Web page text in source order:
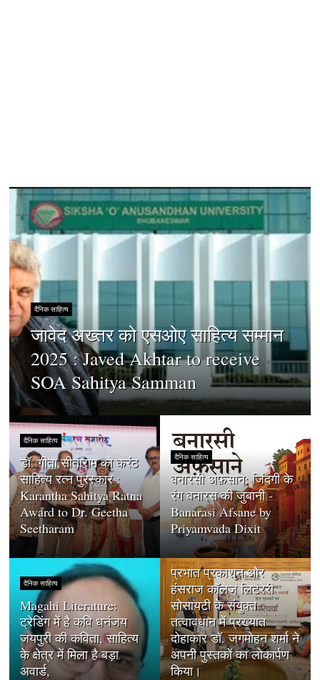
दैनिक साहित्य
जावेद अख्तर को एसओए साहित्य सम्मान
2025 : Javed Akhtar to receive
SOA Sahitya Samman
दैनिक साहित्य
डॉ. गीता सीताराम को करंठ
साहित्य रत्न पुरस्कार :
Karantha Sahitya Ratna
Award to Dr. Geetha
Seetharam
दैनिक साहित्य
बनारसी अफ़साने: जिंदगी के
रंग बनारस की जुबानी -
Banarasi Afsane by
Priyamvada Dixit
दैनिक साहित्य
Magahi Literature:
ट्रेडिंग में है कवि धनंजय
जयपुरी की कविता, साहित्य
के क्षेत्र में मिला है बड़ा
अवार्ड,
दैनिक साहित्य
प्रभात प्रकाशन और
हंसराज कॉलेज लिटरेरी
सोसायटी के संयुक्त
तत्वावधान में प्रख्यात
दोहाकार डॉ. जगमोहन शर्मा ने
अपनी पुस्तकों का लोकार्पण
किया।